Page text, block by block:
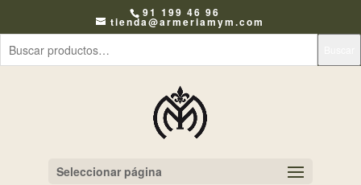
91 199 46 96
tienda@armeriamym.com
Seleccionar página